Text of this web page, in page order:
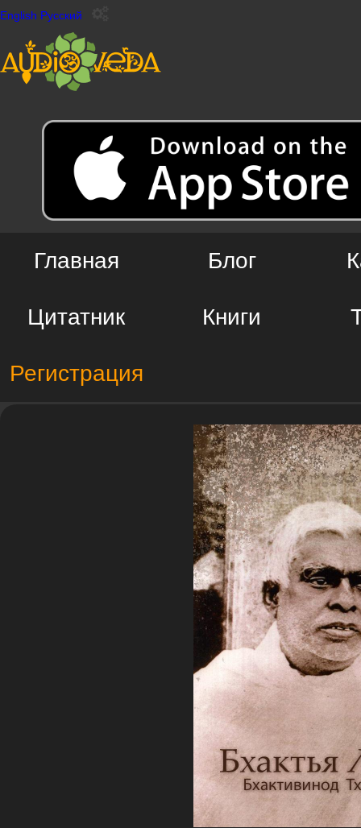
English Русский
Главная Блог
Цитатник Книги
Регистрация